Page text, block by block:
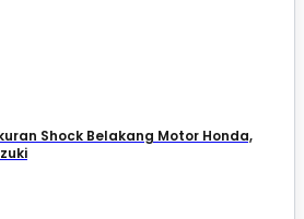
Shock Belakang Motor Honda,